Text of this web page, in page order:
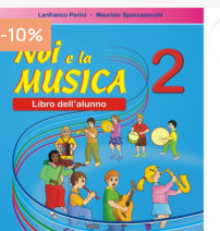
-10%